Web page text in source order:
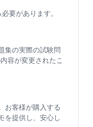
要があります。
集の実際の試験問
容が変更されたこ
お客様が購入する
を提供し、安心し